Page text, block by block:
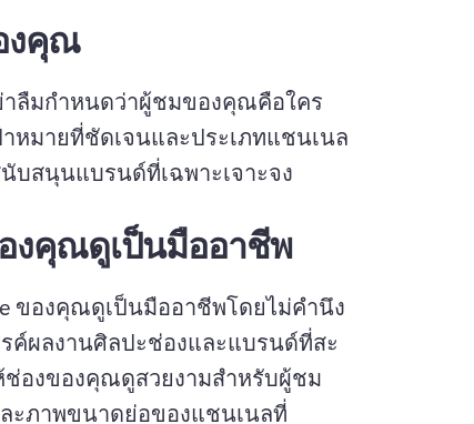
งคุณ
าลืมกําหนดว่าผู้ชมของคุณคือใคร
หมายที่ชัดเจนและประเภทแชนเนล
บสนุนแบรนด์ที่เฉพาะเจาะจง
งคุณดูเป็นมืออาชีพ
ของคุณดูเป็นมืออาชีพโดยไม่คํานึง
รค์ผลงานศิลปะช่องและแบรนด์ที่สะ
ช่องของคุณดูสวยงามสําหรับผู้ชม
ะภาพขนาดย่อของแชนเนลที่